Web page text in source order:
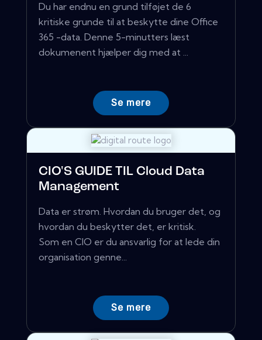
Du har endnu en grund tilføjet de 6
kritiske grunde til at beskytte dine Office
365 -data. Denne 5-minutters læst
dokumenent hjælper dig med at ...
Se mere
CIO'S GUIDE TIL Cloud Data
Management
Data er strøm. Hvordan du bruger det, og
hvordan du beskytter det, er kritisk.
Som en CIO er du ansvarlig for at lede din
organisation genne...
Se mere